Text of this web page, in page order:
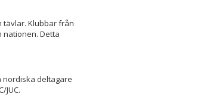
tävlar. Klubbar från
Detta
nordiska deltagare